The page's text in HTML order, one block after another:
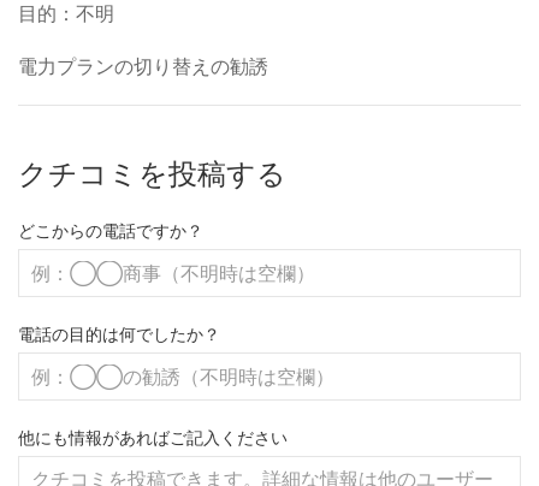
目的：不明
電力プランの切り替えの勧誘
クチコミを投稿する
どこからの電話ですか？
電話の目的は何でしたか？
他にも情報があればご記入ください